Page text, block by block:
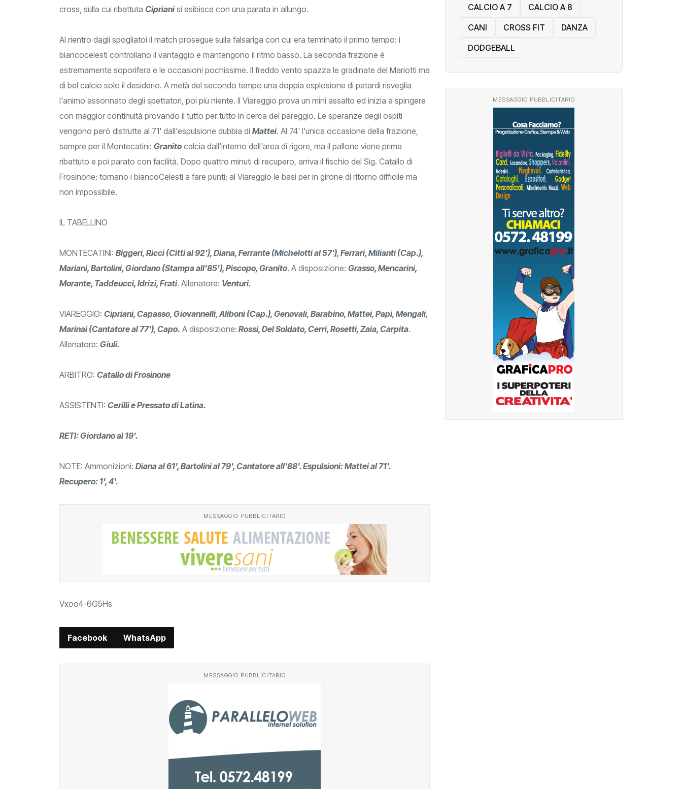
cross, sulla cui ribattuta Ciprianisi esibisce con una parata in allungo.
Al rientro dagli spogliatoi il match prosegue sulla falsariga con cui era terminato il primo tempo: i
biancocelesti controllano il vantaggio e mantengono il ritmo basso. La seconda frazione è
estremamente soporifera e le occasioni pochissime. Il freddo vento spazza le gradinate del Mariotti ma
di bel calcio solo il desiderio. A metà del secondo tempo una doppia esplosione di petardi risveglia
l'animo assonnato degli spettatori, poi più niente. Il Viareggio prova un mini assalto ed inizia a spingere
con maggior continuità provando il tutto per tutto in cerca del pareggio. Le speranze degli ospiti
vengono però distrutte al 71' dall'espulsione dubbia di Mattei. Al 74' l'unica occasione della frazione,
sempre per il Montecatini: Granito calcia dall'interno dell'area di rigore, ma il pallone viene prima
ribattuto e poi parato con facilità. Dopo quattro minuti di recupero, arriva il fischio del Sig. Catallo di
Frosinone: tornano i biancoCelesti a fare punti; al Viareggio le basi per in girone di ritorno difficile ma
non impossibile.
IL TABELLINO
MONTECATINI: Biggeri, Ricci (Citti al 92'), Diana, Ferrante (Michelotti al 57'), Ferrari, Milianti (Cap.),
Mariani, Bartolini, Giordano (Stampa all'85'), Piscopo, Granito. A disposizione: Grasso, Mencarini,
Morante, Taddeucci, Idrizi, Frati. Allenatore: Venturi.
VIAREGGIO: Cipriani, Capasso, Giovannelli, Aliboni (Cap.), Genovali, Barabino, Mattei, Papi, Mengali,
Marinai (Cantatore al 77'), Capo. A disposizione: Rossi, Del Soldato, Cerri, Rosetti, Zaia, Carpita.
Allenatore: Giuli.
ARBITRO: Catallo di Frosinone
ASSISTENTI: Cerilli e Pressato di Latina.
RETI: Giordano al 19'.
NOTE: Ammonizioni: Diana al 61', Bartolini al 79', Cantatore all'88'. Espulsioni: Mattei al 71'.
Recupero: 1', 4'.
MESSAGGIO PUBBLICITARIO
Vxoo4-6G5Hs
Facebook WhatsApp
MESSAGGIO PUBBLICITARIO
CALCIO A 7
CALCIO A 8
CANI
CROSS FIT
DANZA
DODGEBALL
MESSAGGIO PUBBLICITARIO